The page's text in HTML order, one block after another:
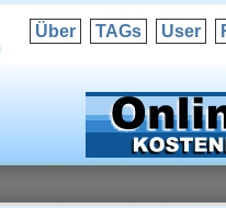
Über TAGs User